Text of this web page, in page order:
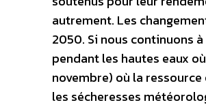
autrement. Les
2050. Si nous continuons
pendant les hautes eaux
novembre) où la
les sécheresses